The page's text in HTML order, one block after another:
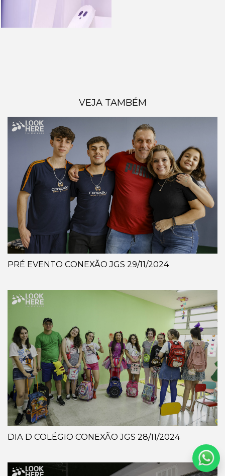
VEJA TAMBÉM
PRÉ EVENTO CONEXÃO JGS 29/11/2024
DIA D COLÉGIO CONEXÃO JGS 28/11/2024